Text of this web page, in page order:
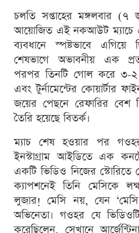
চলতি সপ্তাহের মঙ্গলবার (৭
আয়োজিত এই নকআউট ম্যাচে
ব্যবধানে স্পষ্টভাবে এগিয়ে
শেষভাগে অভাবনীয় এক
পরপর তিনটি গোল করে ৩-২
এবং টুর্নামেন্টের কোয়ার্টার
জয়ের পেছনে রেফারির বেশ
তৈরি হয়েছে বিতর্ক।
ম্যাচ শেষ হওয়ার পর
ইনস্টাগ্রাম আইডিতে এক
একটি ভিডিও নিজের
ক্যাপশনেই তিনি মেসিকে
লুজার! মেসি নয়, যেন
অভিনেতা। গওহর যে
করেছিলেন, সেখানে